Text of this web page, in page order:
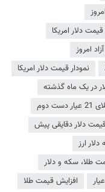
قیمت دلار امریکا
امروز
نمودار قیمت دلار امریکا
در یک ماه گذشته
دوم
دلار دقایقی پیش
ارز
طلا، سکه و دلار
افزایش قیمت طلا